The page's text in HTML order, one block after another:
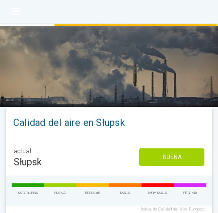
Calidad del aire en Słupsk
actual
Słupsk BUENA
MUY BUENA BUENA REGULAR MALA MUY MALA PÉSIMA
Índice de Calidad del Aire Europeo